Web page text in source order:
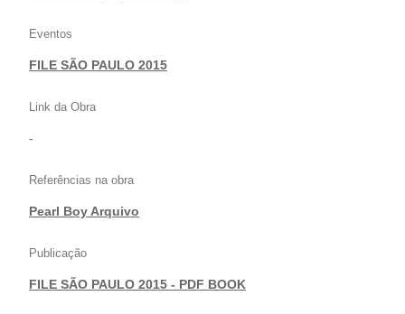
Eventos
FILE SÃO PAULO 2015
Link da Obra
-
Referências na obra
Pearl Boy Arquivo
Publicação
FILE SÃO PAULO 2015 - PDF BOOK